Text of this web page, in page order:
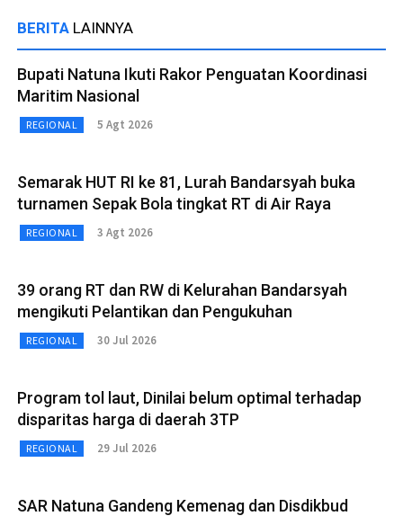
BERITA LAINNYA
Bupati Natuna Ikuti Rakor Penguatan Koordinasi
Maritim Nasional
REGIONAL 5 Agt 2026
Semarak HUT RI ke 81, Lurah Bandarsyah buka
turnamen Sepak Bola tingkat RT di Air Raya
REGIONAL 3 Agt 2026
39 orang RT dan RW di Kelurahan Bandarsyah
mengikuti Pelantikan dan Pengukuhan
REGIONAL 30 Jul 2026
Program tol laut, Dinilai belum optimal terhadap
disparitas harga di daerah 3TP
REGIONAL 29 Jul 2026
SAR Natuna Gandeng Kemenag dan Disdikbud